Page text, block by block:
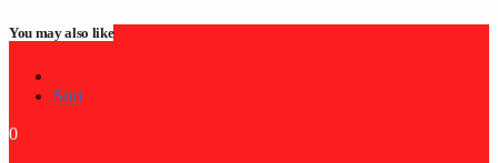
You may also like
Stiri
0